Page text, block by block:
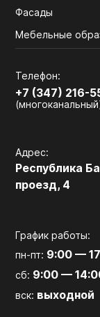
Фасады
Мебельные
Телефон:
+7 (347) 216-
Адрес:
Республика
проезд, 4
График работы:
пн-пт: 9:00 —
сб: 9:00 —
вск: выходной